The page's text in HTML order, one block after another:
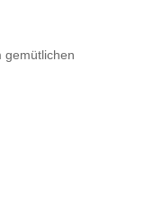
gemütlichen